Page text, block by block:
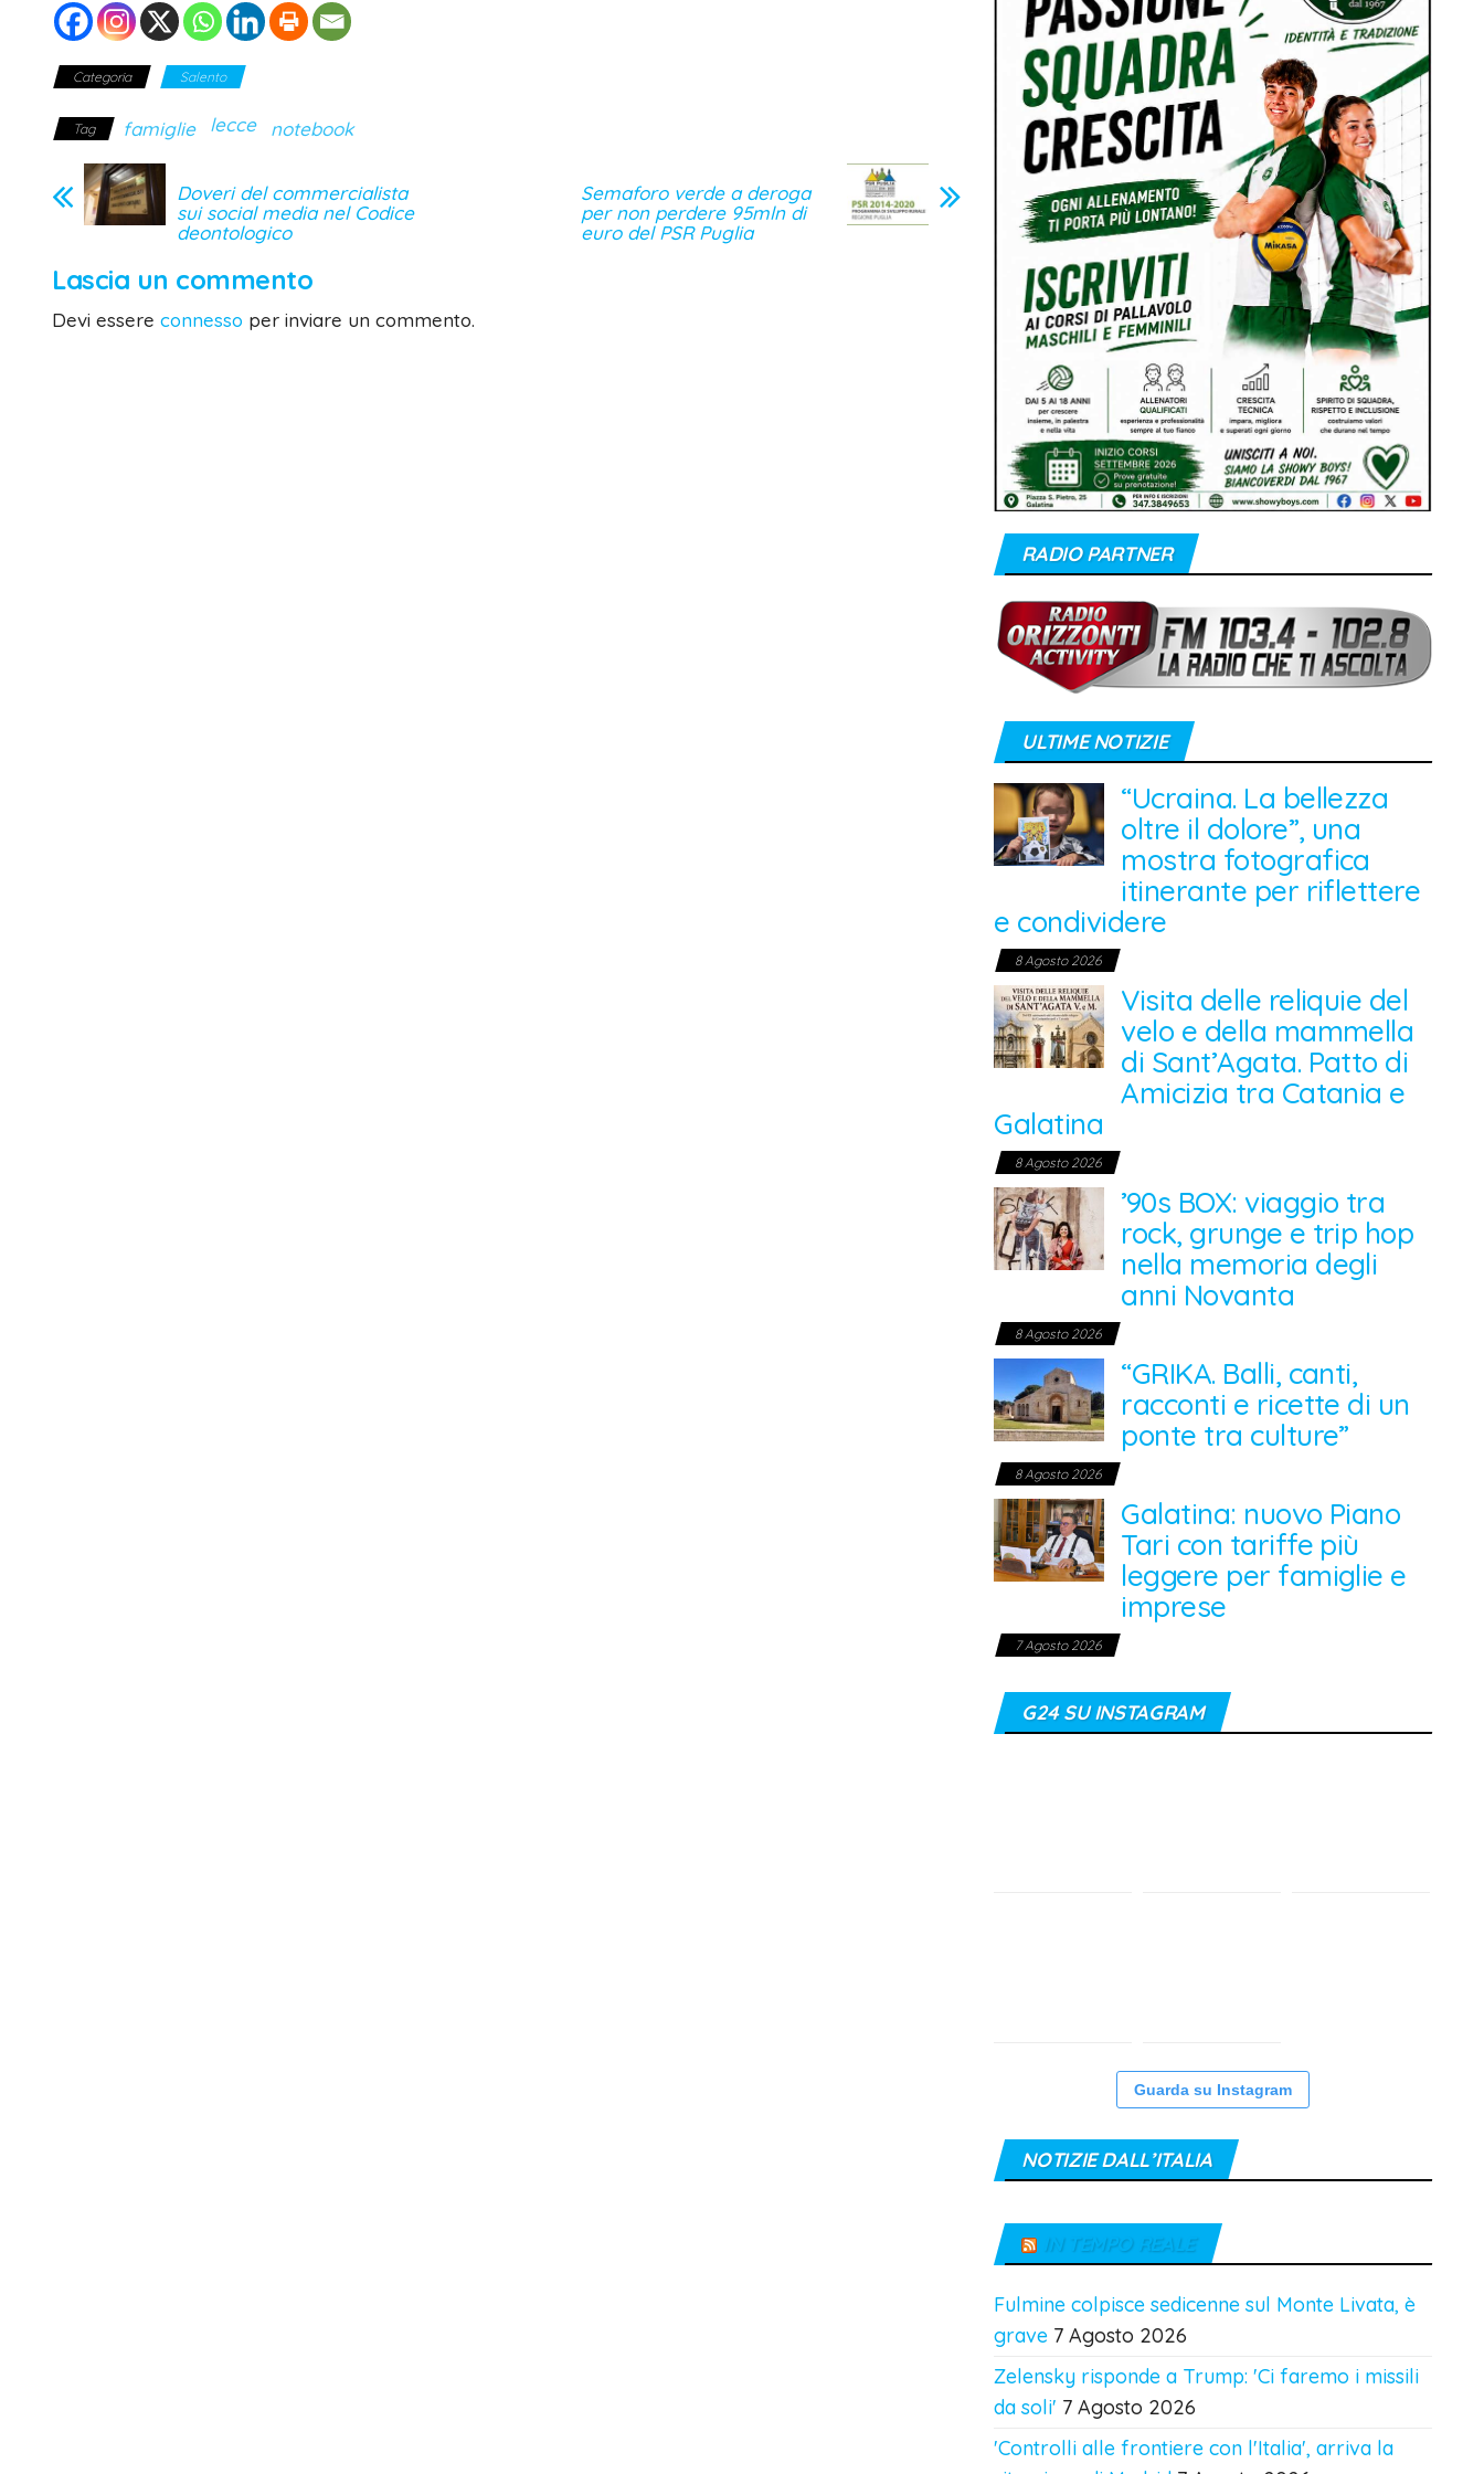
Categoria Salento
Tag famiglie lecce notebook
Doveri del commercialista
sui social media nel Codice
deontologico
Semaforo verde a deroga
per non perdere 95mln di
euro del PSR Puglia
Lascia un commento
Devi essere connesso per inviare un commento.
RADIO PARTNER
ULTIME NOTIZIE
“Ucraina. La bellezza
oltre il dolore”, una
mostra fotografica
itinerante per riflettere
e condividere
8 Agosto 2026
Visita delle reliquie del
velo e della mammella
di Sant’Agata. Patto di
Amicizia tra Catania e
Galatina
8 Agosto 2026
’90s BOX: viaggio tra
rock, grunge e trip hop
nella memoria degli
anni Novanta
8 Agosto 2026
“GRIKA. Balli, canti,
racconti e ricette di un
ponte tra culture”
8 Agosto 2026
Galatina: nuovo Piano
Tari con tariffe più
leggere per famiglie e
imprese
7 Agosto 2026
G24 SU INSTAGRAM
Guarda su Instagram
NOTIZIE DALL’ITALIA
IN TEMPO REALE
Fulmine colpisce sedicenne sul Monte Livata, è
grave 7 Agosto 2026
Zelensky risponde a Trump: 'Ci faremo i missili
da soli' 7 Agosto 2026
'Controlli alle frontiere con l'Italia', arriva la